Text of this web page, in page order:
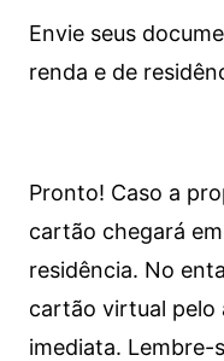
Envie seus
renda e de
Pronto! Caso a
cartão chegará
residência. No
cartão virtual pelo
imediata. Lembre-